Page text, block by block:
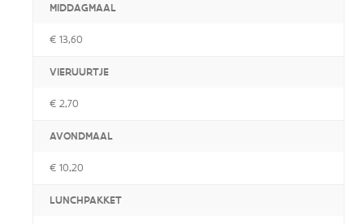
MIDDAGMAAL
€ 13,60
VIERUURTJE
€ 2,70
AVONDMAAL
€ 10,20
LUNCHPAKKET